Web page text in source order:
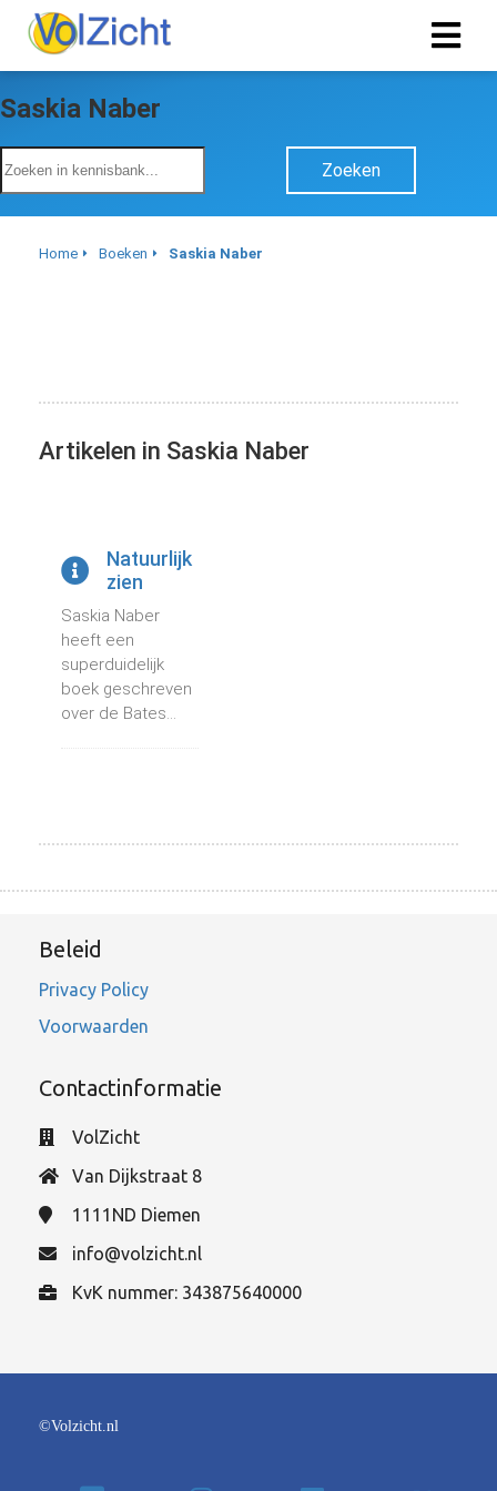
Saskia Naber
Zoeken
Home Boeken Saskia Naber
Artikelen in Saskia Naber
Natuurlijk
zien
Saskia Naber
heeft een
superduidelijk
boek geschreven
over de Bates...
Beleid
Privacy Policy
Voorwaarden
Contactinformatie
VolZicht
Van Dijkstraat 8
1111ND Diemen
info@volzicht.nl
KvK nummer: 343875640000
©Volzicht.nl